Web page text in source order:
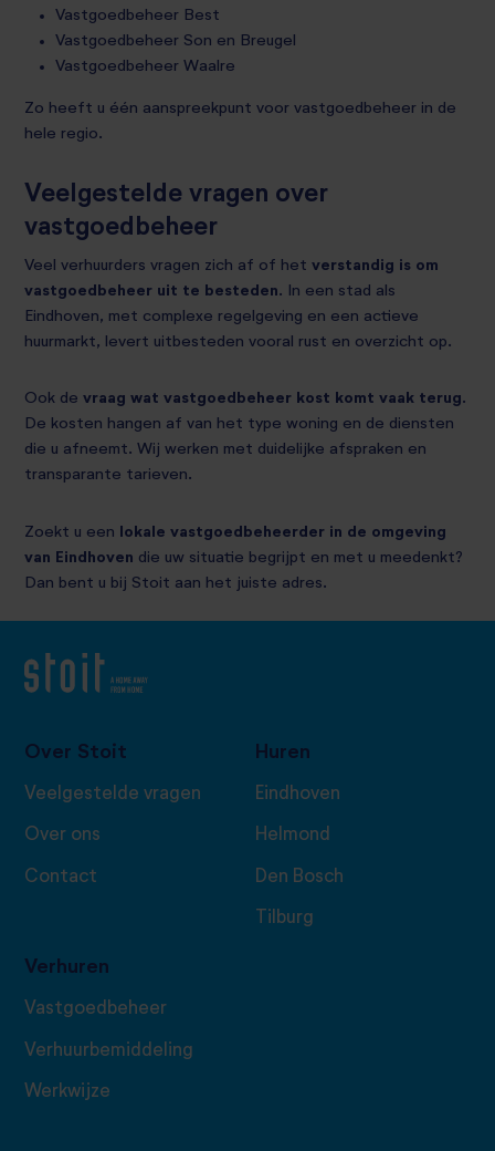
Vastgoedbeheer Best
Vastgoedbeheer Son en Breugel
Vastgoedbeheer Waalre
Zo heeft u één aanspreekpunt voor vastgoedbeheer in de
hele regio.
Veelgestelde vragen over
vastgoedbeheer
Veel verhuurders vragen zich af of het verstandig is om
vastgoedbeheer uit te besteden. In een stad als
Eindhoven, met complexe regelgeving en een actieve
huurmarkt, levert uitbesteden vooral rust en overzicht op.
Ook de vraag wat vastgoedbeheer kost komt vaak terug.
De kosten hangen af van het type woning en de diensten
die u afneemt. Wij werken met duidelijke afspraken en
transparante tarieven.
Zoekt u een
lokale vastgoedbeheerder in de omgeving
van Eindhoven die uw situatie begrijpt en met u meedenkt?
Dan bent u bij Stoit aan het juiste adres.
Over Stoit
Veelgestelde vragen
Over ons
Contact
Huren
Eindhoven
Helmond
Den Bosch
Tilburg
Verhuren
Vastgoedbeheer
Verhuurbemiddeling
Werkwijze